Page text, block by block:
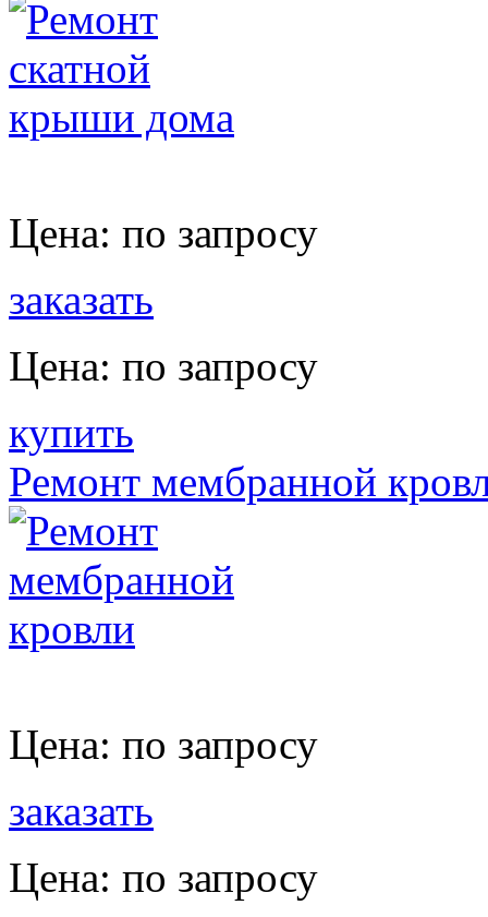
Цена: по запросу
заказать
Цена: по запросу
купить
Ремонт мембранной
Цена: по запросу
заказать
Цена: по запросу